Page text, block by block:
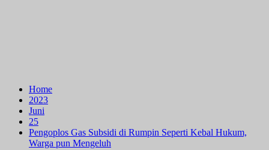
Home
2023
Juni
25
Pengoplos Gas Subsidi di Rumpin Seperti Kebal Hukum,
Warga pun Mengeluh